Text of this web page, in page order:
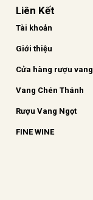
Liên Kết
Tài khoản
Giới thiệu
Cửa hàng rượu vang
Vang Chén Thánh
Rượu Vang Ngọt
FINE WINE